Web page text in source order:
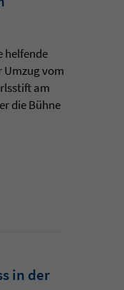
helfende
Umzug vom
am
die Bühne
in der